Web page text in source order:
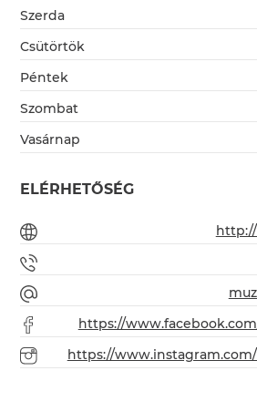
Szerda
Csütörtök
Péntek
Szombat
Vasárnap
ELÉRHETŐSÉG
https://
https://